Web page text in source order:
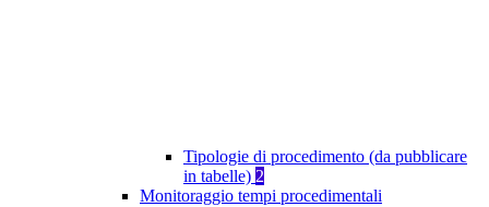
Tipologie di procedimento (da pubblicare
in tabelle) 2
Monitoraggio tempi procedimentali